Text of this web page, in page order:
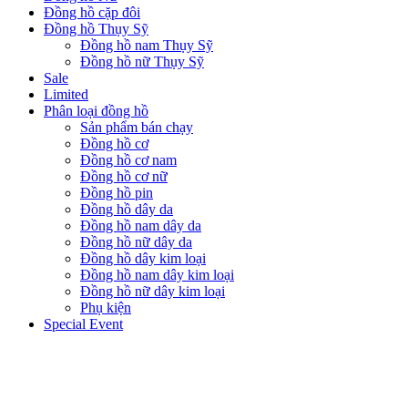
Đồng hồ cặp đôi
Đồng hồ Thụy Sỹ
Đồng hồ nam Thụy Sỹ
Đồng hồ nữ Thụy Sỹ
Sale
Limited
Phân loại đồng hồ
Sản phẩm bán chạy
Đồng hồ cơ
Đồng hồ cơ nam
Đồng hồ cơ nữ
Đồng hồ pin
Đồng hồ dây da
Đồng hồ nam dây da
Đồng hồ nữ dây da
Đồng hồ dây kim loại
Đồng hồ nam dây kim loại
Đồng hồ nữ dây kim loại
Phụ kiện
Special Event